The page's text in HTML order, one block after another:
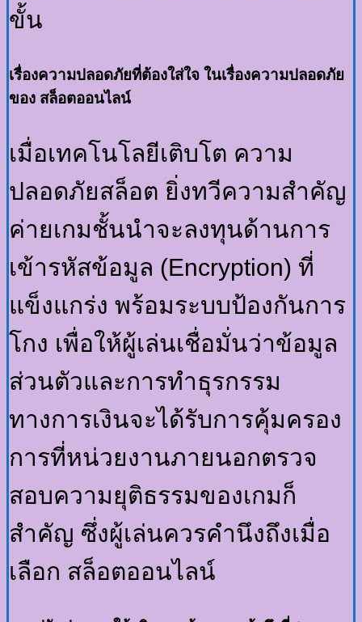
ขั้น
เรื่องความปลอดภัยที่ต้องใส่ใจ ในเรื่องความปลอดภัย
ของ สล็อตออนไลน์
เมื่อเทคโนโลยีเติบโต ความ
ปลอดภัยสล็อต ยิ่งทวีความสำคัญ
ค่ายเกมชั้นนำจะลงทุนด้านการ
เข้ารหัสข้อมูล (Encryption) ที่
แข็งแกร่ง พร้อมระบบป้องกันการ
โกง เพื่อให้ผู้เล่นเชื่อมั่นว่าข้อมูล
ส่วนตัวและการทำธุรกรรม
ทางการเงินจะได้รับการคุ้มครอง
การที่หน่วยงานภายนอกตรวจ
สอบความยุติธรรมของเกมก็
สำคัญ ซึ่งผู้เล่นควรคำนึงถึงเมื่อ
เลือก สล็อตออนไลน์